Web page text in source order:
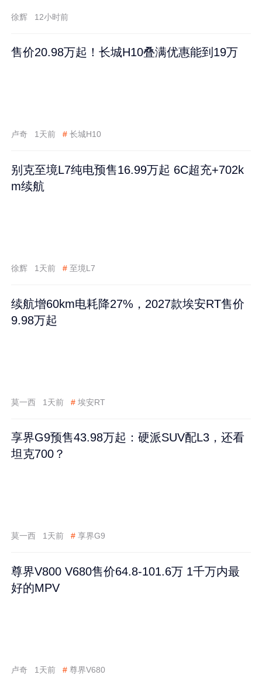
徐辉 12小时前
售价20.98万起！长城H10叠满优惠能到19万
卢奇 1天前 # 长城H10
别克至境L7纯电预售16.99万起 6C超充+702k
m续航
徐辉 1天前 # 至境L7
续航增60km电耗降27%，2027款埃安RT售价
9.98万起
莫一西 1天前 # 埃安RT
享界G9预售43.98万起：硬派SUV配L3，还看
坦克700？
莫一西 1天前 # 享界G9
尊界V800 V680售价64.8-101.6万 1千万内最
好的MPV
卢奇 1天前 # 尊界V680